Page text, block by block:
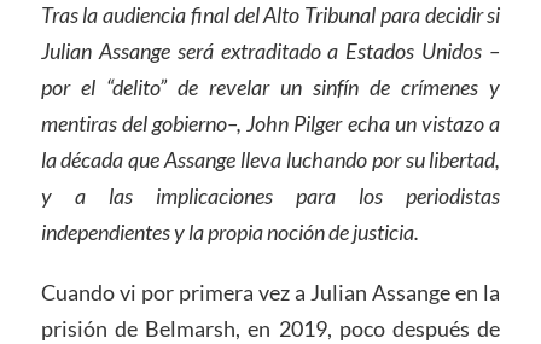
Tras la audiencia final del Alto Tribunal para decidir si
Julian Assange será extraditado a Estados Unidos –
por el “delito” de revelar un sinfín de crímenes y
mentiras del gobierno–, John Pilger echa un vistazo a
la década que Assange lleva luchando por su libertad,
y a las implicaciones para los periodistas
independientes y la propia noción de justicia.
Cuando vi por primera vez a Julian Assange en la
prisión de Belmarsh, en 2019, poco después de